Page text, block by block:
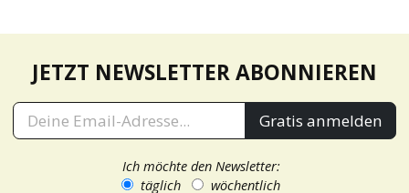
JETZT NEWSLETTER ABONNIEREN
Gratis anmelden
Ich möchte den Newsletter:
täglich
wöchentlich